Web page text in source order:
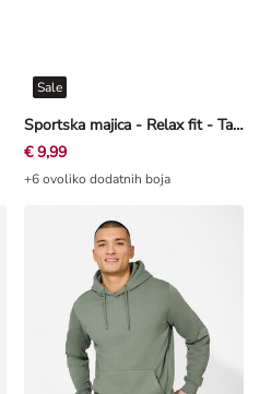
Sportska majica - Relax fit - Tamnoplava
Sale
€ 9,99
+6 ovoliko dodatnih boja